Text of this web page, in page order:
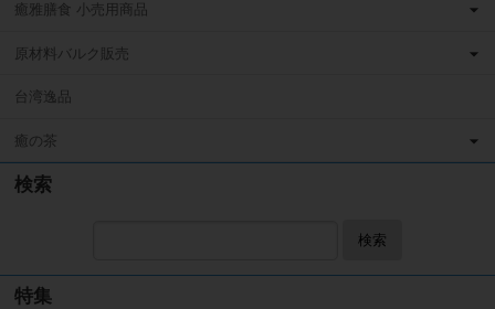
癒雅膳食 小売用商品
原材料バルク販売
台湾逸品
癒の茶
検索
検索
特集